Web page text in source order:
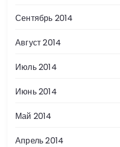
Сентябрь 2014
Август 2014
Июль 2014
Июнь 2014
Май 2014
Апрель 2014